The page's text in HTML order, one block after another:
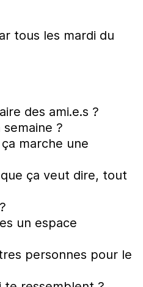
tous les mardi du
des ami.e.s ?
?
marche une
que ça veut dire, tout
un espace
personnes pour le